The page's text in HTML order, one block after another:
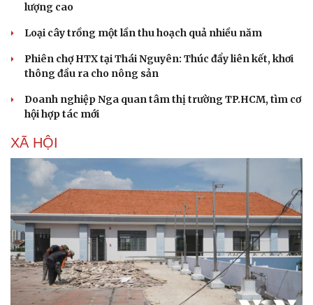
lượng cao
Loại cây trồng một lần thu hoạch quả nhiều năm
Phiên chợ HTX tại Thái Nguyên: Thúc đẩy liên kết, khơi
thông đầu ra cho nông sản
Doanh nghiệp Nga quan tâm thị trường TP.HCM, tìm cơ
hội hợp tác mới
XÃ HỘI